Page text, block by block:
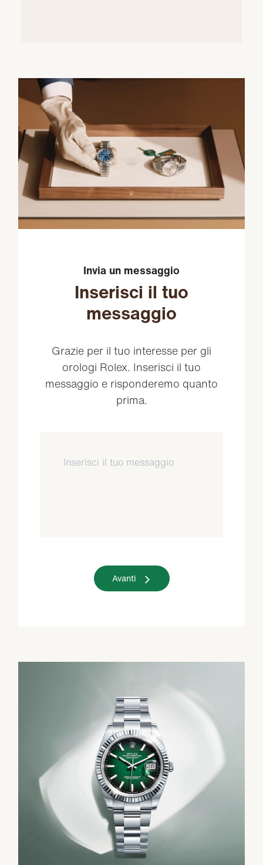
Invia un messaggio
Inserisci il tuo
messaggio
Grazie per il tuo interesse per gli
orologi Rolex. Inserisci il tuo
messaggio e risponderemo quanto
prima.
Avanti